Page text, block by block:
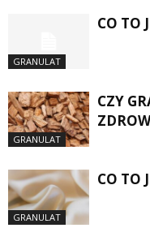
GRANULAT
CO TO
GRANULAT
CZY
GRANULAT
CO TO